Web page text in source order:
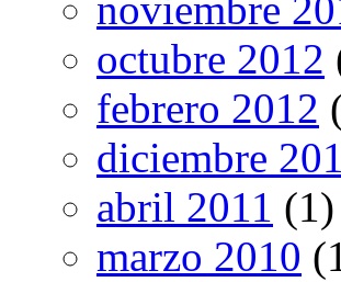
noviembre
octubre 2012
febrero 2012
diciembre
abril 2011 (1)
marzo 2010